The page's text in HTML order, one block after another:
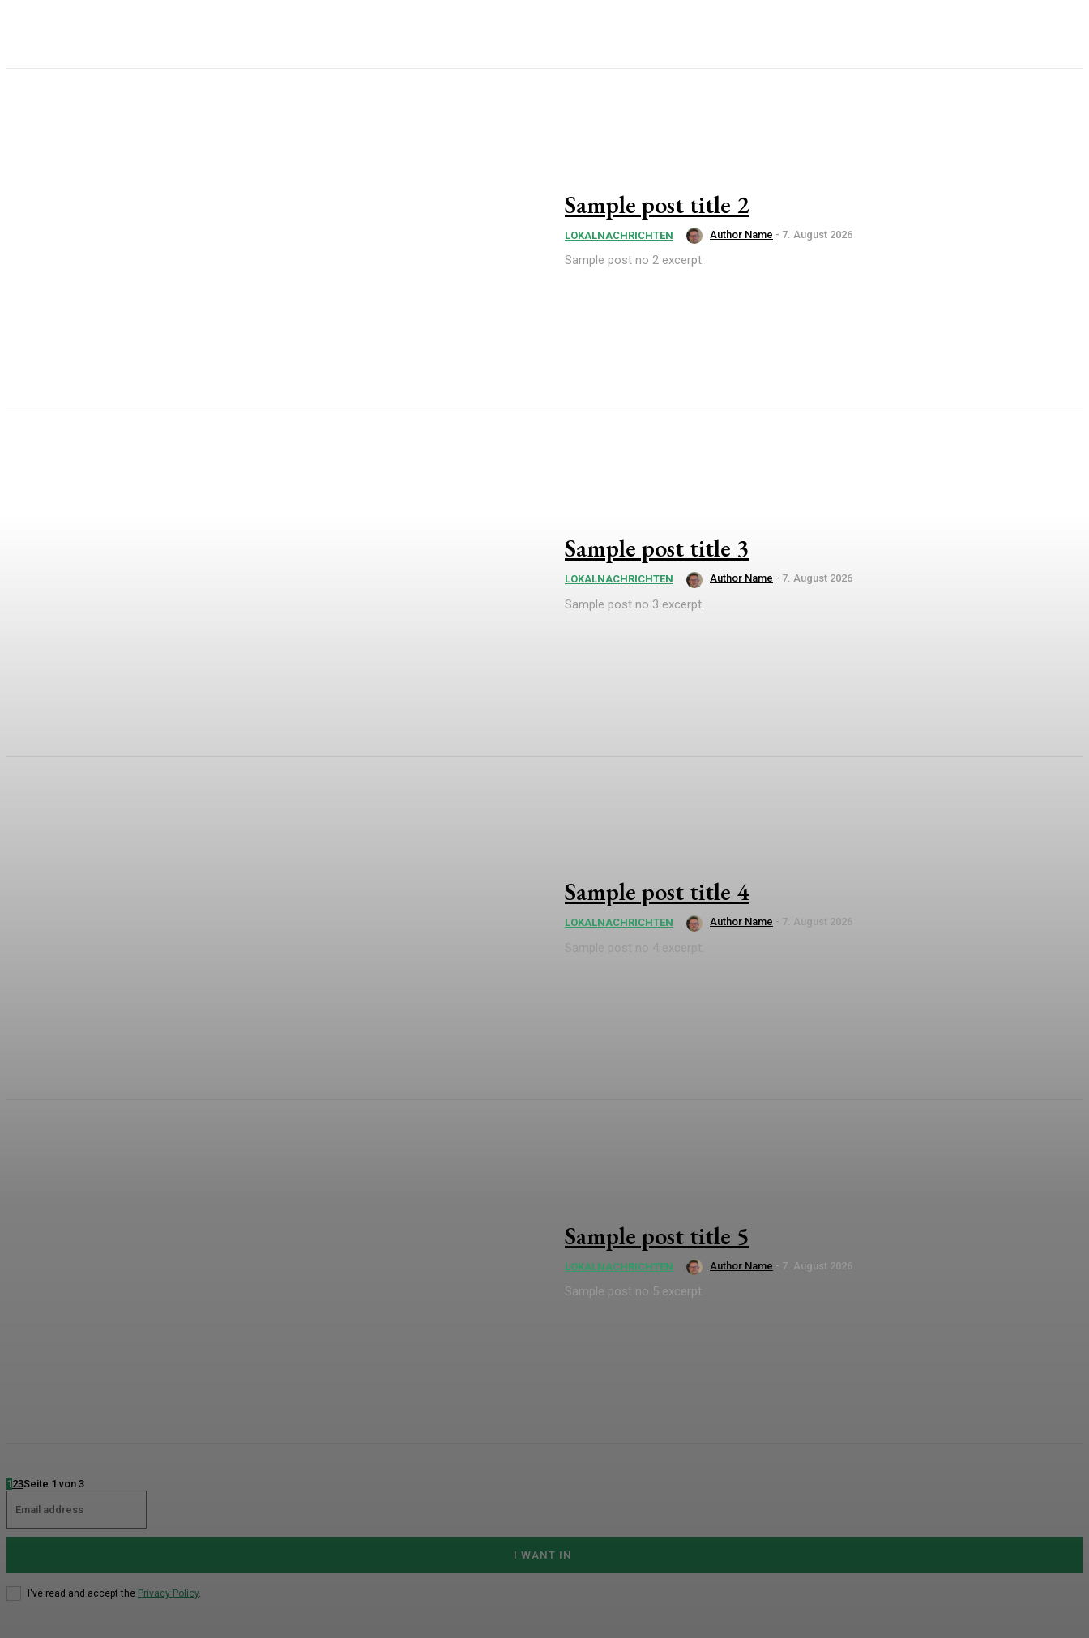
Sample post title 2
LOKALNACHRICHTEN Author Name - 7. August 2026
Sample post no 2 excerpt.
Sample post title 3
LOKALNACHRICHTEN Author Name - 7. August 2026
Sample post no 3 excerpt.
Sample post title 4
LOKALNACHRICHTEN Author Name - 7. August 2026
Sample post title 5
LOKALNACHRICHTEN Author Name - 7. August 2026
Sample post no 5 excerpt.
123Seite 1 von 3
I WANT IN
I've read and accept the Privacy Policy.